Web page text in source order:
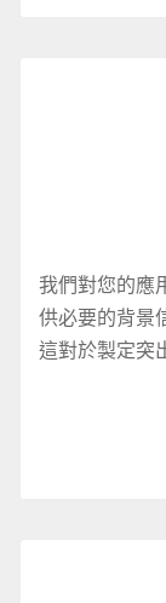
我們對您的應
供必要的背景
這對於製定突